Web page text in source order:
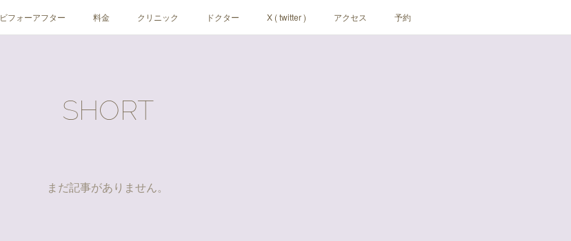
ビフォーアフター 料金 クリニック ドクター X ( twitter ) アクセス 予約
SHORT
まだ記事がありません。